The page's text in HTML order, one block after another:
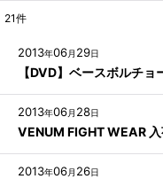
21件
2013年06月 29日
【DVD】ベースボルチ
2013年06月 28日
VENUM FIGHT WEAR 入
2013年06月 26日